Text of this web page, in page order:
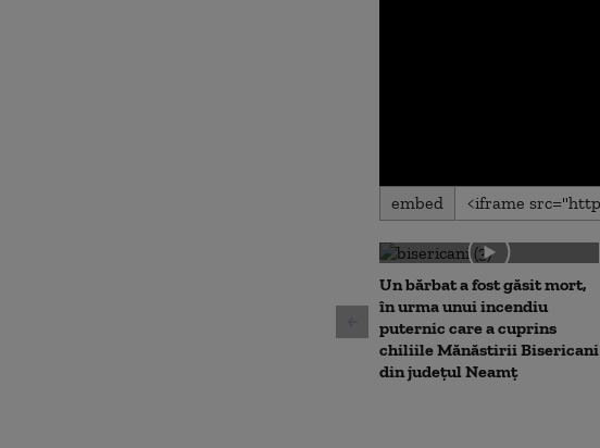
0
seconds
0
secondsVolume
90%
embed
Un bărbat a fost găsit mort,
în urma unui incendiu
puternic care a cuprins
chiliile Mănăstirii Bisericani
din județul Neamț